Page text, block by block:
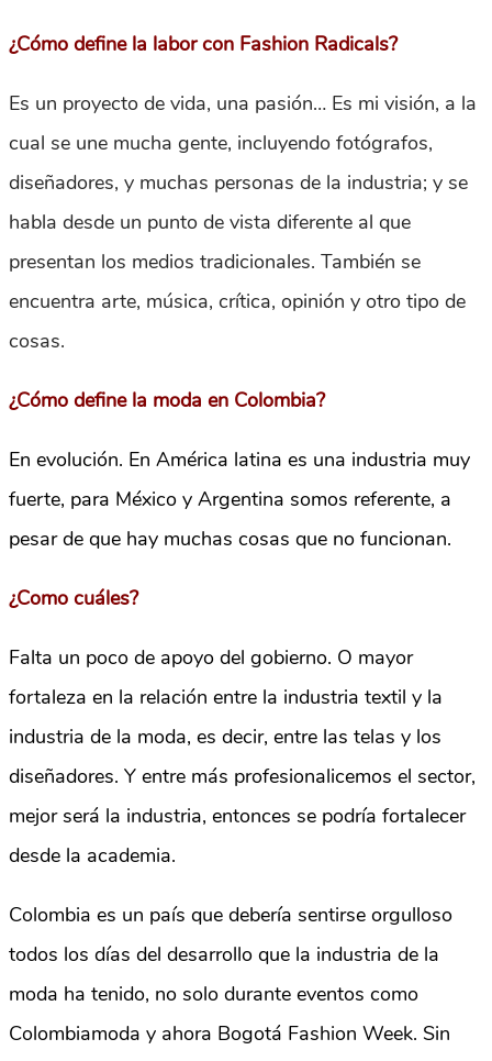
¿Cómo define la labor con Fashion Radicals?
Es un proyecto de vida, una pasión… Es mi visión, a la
cual se une mucha gente, incluyendo fotógrafos,
diseñadores, y muchas personas de la industria; y se
habla desde un punto de vista diferente al que
presentan los medios tradicionales. También se
encuentra arte, música, crítica, opinión y otro tipo de
cosas.
¿Cómo define la moda en Colombia?
En evolución. En América latina es una industria muy
fuerte, para México y Argentina somos referente, a
pesar de que hay muchas cosas que no funcionan.
¿Como cuáles?
Falta un poco de apoyo del gobierno. O mayor
fortaleza en la relación entre la industria textil y la
industria de la moda, es decir, entre las telas y los
diseñadores. Y entre más profesionalicemos el sector,
mejor será la industria, entonces se podría fortalecer
desde la academia.
Colombia es un país que debería sentirse orgulloso
todos los días del desarrollo que la industria de la
moda ha tenido, no solo durante eventos como
Colombiamoda y ahora Bogotá Fashion Week. Sin